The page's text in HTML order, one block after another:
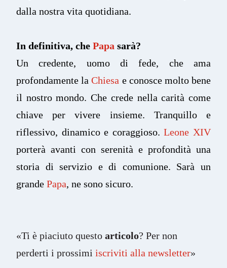
dalla nostra vita quotidiana.
In definitiva, che Papa sarà?
Un credente, uomo di fede, che ama
profondamente laChiesa e conosce molto bene
il nostro mondo. Che crede nella carità come
chiave per vivere insieme. Tranquillo e
riflessivo, dinamico e coraggioso.Leone XIV
porterà avanti con serenità e profondità una
storia di servizio e di comunione. Sarà un
grande Papa, ne sono sicuro.
«Ti è piaciuto questo articolo? Per non
perderti i prossimi iscriviti alla newsletter»